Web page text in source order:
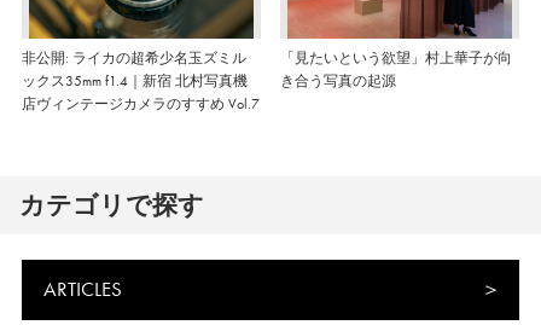
非公開: ライカの超希少名玉ズミル
ックス35mm f1.4｜新宿 北村写真機
店ヴィンテージカメラのすすめ Vol.7
「見たいという欲望」村上華子が向
き合う写真の起源
カテゴリで探す
ARTICLES